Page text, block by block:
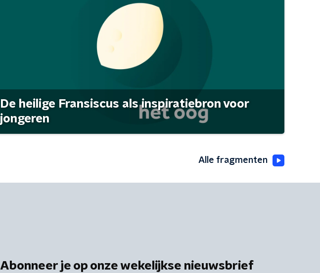
De heilige Fransiscus als inspiratiebron voor
jongeren
Alle fragmenten
Abonneer je op onze wekelijkse nieuwsbrief